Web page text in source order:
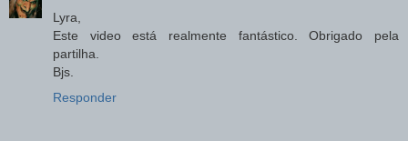
Lyra,
Este video está realmente fantástico. Obrigado pela
partilha.
Bjs.
Responder